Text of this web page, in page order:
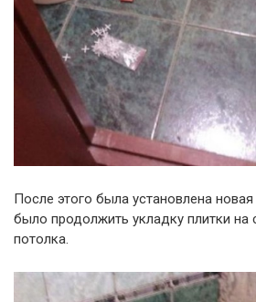
После этого была установлена
было продолжить укладку плитки на
потолка.